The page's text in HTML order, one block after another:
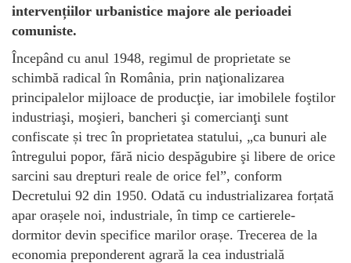
intervențiilor urbanistice majore ale perioadei
comuniste.
Începând cu anul 1948, regimul de proprietate se
schimbă radical în România, prin naţionalizarea
principalelor mijloace de producţie, iar imobilele foştilor
industriaşi, moşieri, bancheri şi comercianţi sunt
confiscate și trec în proprietatea statului, „ca bunuri ale
întregului popor, fără nicio despăgubire şi libere de orice
sarcini sau drepturi reale de orice fel”, conform
Decretului 92 din 1950. Odată cu industrializarea forțată
apar orașele noi, industriale, în timp ce cartierele-
dormitor devin specifice marilor orașe. Trecerea de la
economia preponderent agrară la cea industrială